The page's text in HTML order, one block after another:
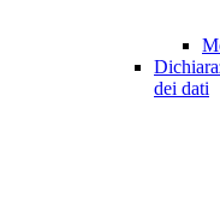
dei dati